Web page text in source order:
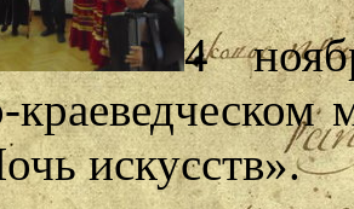
4
краеведческом
искусств».